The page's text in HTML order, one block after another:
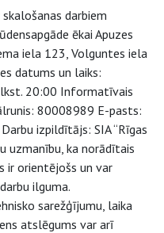
darbiem
ēkai Apuzes
iela 123, Volguntes iela
datums un laiks:
20:00 Informatīvais
80008989 E-pasts:
izpildītājs: SIA “Rīgas
uzmanību, ka norādītais
ir orientējošs un var
ilguma.
sarežģījumu, laika
atslēgums var arī